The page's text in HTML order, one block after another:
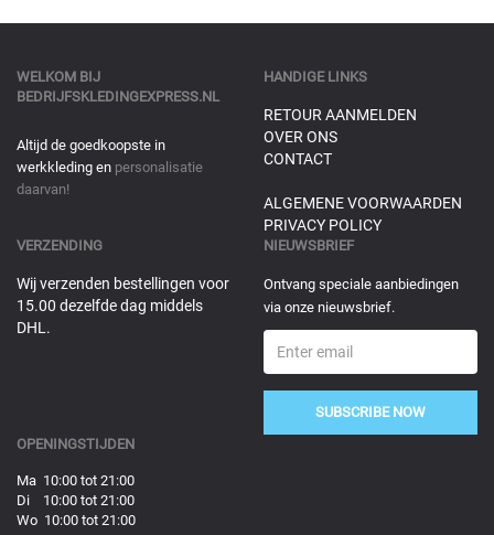
WELKOM BIJ
BEDRIJFSKLEDINGEXPRESS.NL
Altijd de goedkoopste in
werkkleding en personalisatie
daarvan!
HANDIGE LINKS
RETOUR AANMELDEN
OVER ONS
CONTACT
ALGEMENE VOORWAARDEN
PRIVACY POLICY
VERZENDING
Wij verzenden bestellingen voor
15.00 dezelfde dag middels
DHL.
NIEUWSBRIEF
Ontvang speciale aanbiedingen
via onze nieuwsbrief.
SUBSCRIBE NOW
OPENINGSTIJDEN
Ma 10:00 tot 21:00
Di 10:00 tot 21:00
Wo 10:00 tot 21:00